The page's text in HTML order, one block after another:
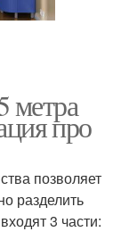
метра
про
позволяет
разделить
3 части: